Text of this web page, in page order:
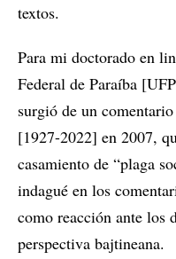
textos.
Para mi doctorado en
Federal de Paraíba
surgió de un
[1927-2022] en 2007,
casamiento de “plaga
indagué en los
como reacción ante los
perspectiva bajtineana.